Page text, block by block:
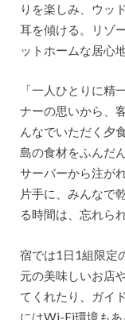
りを楽しみ、ウッ
耳を傾ける。リゾ
ットホームな居心
「一人ひとりに精
ナーの思いから、
んなでいただく夕
島の食材をふんだ
サーバーから注が
片手に、みんなで
る時間は、忘れら
宿では1日1組限定
元の美味しいお店
てくれたり、ガイ
にはWi-Fi環境もあ